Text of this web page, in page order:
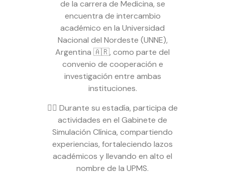
de la carrera de Medicina, se
encuentra de intercambio
académico en la Universidad
Nacional del Nordeste (UNNE),
Argentina 🇦🇷, como parte del
convenio de cooperación e
investigación entre ambas
instituciones.
👩‍⚕️ Durante su estadía, participa de
actividades en el Gabinete de
Simulación Clínica, compartiendo
experiencias, fortaleciendo lazos
académicos y llevando en alto el
nombre de la UPMS.